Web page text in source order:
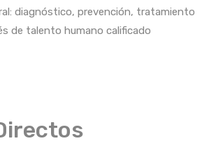
diagnóstico, prevención, tratamiento
de talento humano calificado